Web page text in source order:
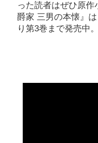
った読者はぜひ原
爵家 三男の本懐』
り第3巻まで発売中。